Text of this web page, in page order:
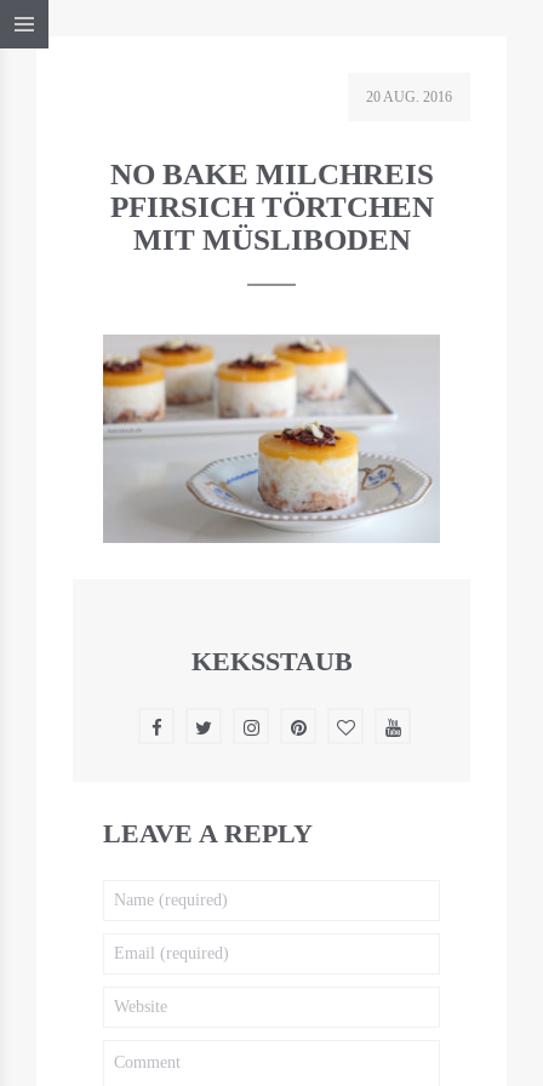
20 AUG. 2016
NO BAKE MILCHREIS
PFIRSICH TÖRTCHEN
MIT MÜSLIBODEN
KEKSSTAUB
LEAVE A REPLY